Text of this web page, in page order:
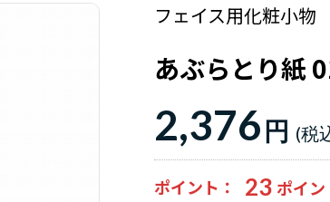
フェイス用化粧小物
あぶらとり紙
2,376 円
ポイント 23